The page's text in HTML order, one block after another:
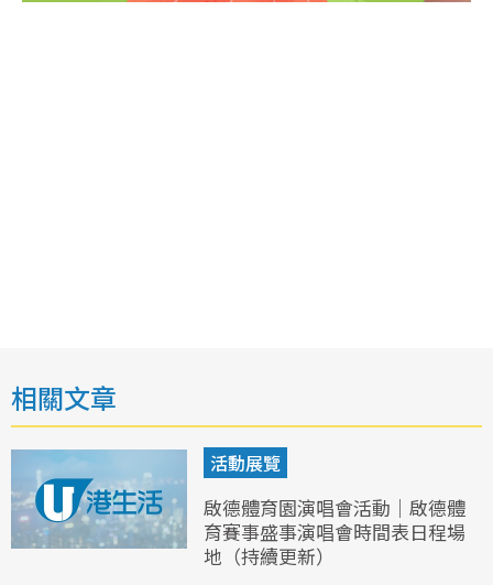
相關文章
活動展覽
啟德體育園演唱會活動｜啟德體
育賽事盛事演唱會時間表日程場
地（持續更新）